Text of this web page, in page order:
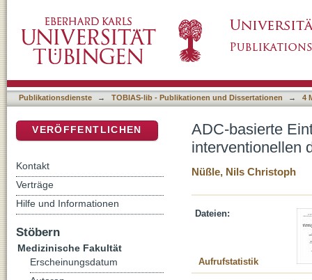
MRT-Bildgebung
Publikationsdienste → TOBIAS-lib - Publikationen und Dissertationen → 4
ADC-basierte
interventionellen
Nüßle, Nils Christoph
Dateien:
Aufrufstatistik
VERÖFFENTLICHEN
Kontakt
Verträge
Hilfe und Informationen
Stöbern
Medizinische Fakultät
Erscheinungsdatum